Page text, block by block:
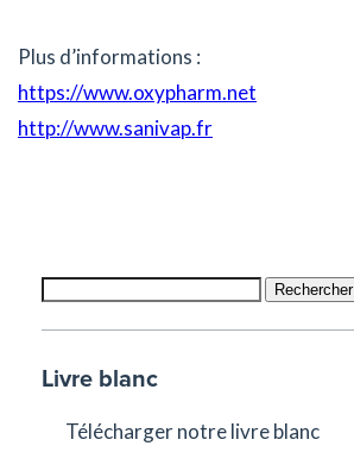
Plus d’informations :
https://www.oxypharm.net
http://www.sanivap.fr
Rechercher
Livre blanc
Télécharger notre livre blanc